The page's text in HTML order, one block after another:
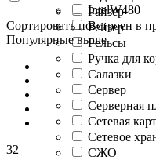
Райзер
Рейзер
Рельсы
Ручка для
Салазки
Сервер
Серверная
Сетевая
Сетевое
СЖО
IntelW480
Встроен в
Сортировать по:
Популярные выше
32